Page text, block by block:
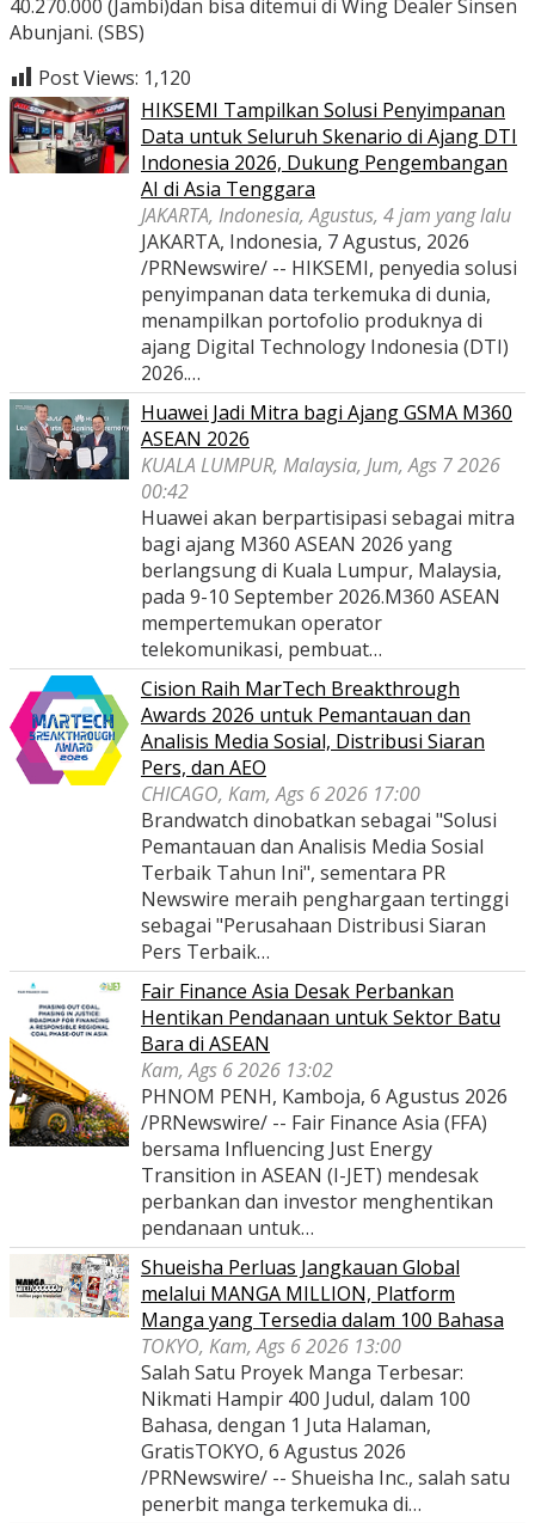
40.270.000 (Jambi)dan bisa ditemui di Wing Dealer Sinsen
Abunjani. (SBS)
Post Views: 1,120
HIKSEMI Tampilkan Solusi Penyimpanan
Data untuk Seluruh Skenario di Ajang DTI
Indonesia 2026, Dukung Pengembangan
AI di Asia Tenggara
JAKARTA, Indonesia, Agustus, 4 jam yang lalu
JAKARTA, Indonesia, 7 Agustus, 2026
/PRNewswire/ -- HIKSEMI, penyedia solusi
penyimpanan data terkemuka di dunia,
menampilkan portofolio produknya di
ajang Digital Technology Indonesia (DTI)
2026.…
Huawei Jadi Mitra bagi Ajang GSMA M360
ASEAN 2026
KUALA LUMPUR, Malaysia, Jum, Ags 7 2026
00:42
Huawei akan berpartisipasi sebagai mitra
bagi ajang M360 ASEAN 2026 yang
berlangsung di Kuala Lumpur, Malaysia,
pada 9-10 September 2026.M360 ASEAN
mempertemukan operator
telekomunikasi, pembuat…
Cision Raih MarTech Breakthrough
Awards 2026 untuk Pemantauan dan
Analisis Media Sosial, Distribusi Siaran
Pers, dan AEO
CHICAGO, Kam, Ags 6 2026 17:00
Brandwatch dinobatkan sebagai "Solusi
Pemantauan dan Analisis Media Sosial
Terbaik Tahun Ini", sementara PR
Newswire meraih penghargaan tertinggi
sebagai "Perusahaan Distribusi Siaran
Pers Terbaik…
Fair Finance Asia Desak Perbankan
Hentikan Pendanaan untuk Sektor Batu
Bara di ASEAN
Kam, Ags 6 2026 13:02
PHNOM PENH, Kamboja, 6 Agustus 2026
/PRNewswire/ -- Fair Finance Asia (FFA)
bersama Influencing Just Energy
Transition in ASEAN (I-JET) mendesak
perbankan dan investor menghentikan
pendanaan untuk…
Shueisha Perluas Jangkauan Global
melalui MANGA MILLION, Platform
Manga yang Tersedia dalam 100 Bahasa
TOKYO, Kam, Ags 6 2026 13:00
Salah Satu Proyek Manga Terbesar:
Nikmati Hampir 400 Judul, dalam 100
Bahasa, dengan 1 Juta Halaman,
GratisTOKYO, 6 Agustus 2026
/PRNewswire/ -- Shueisha Inc., salah satu
penerbit manga terkemuka di…